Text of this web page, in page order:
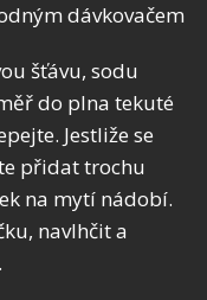
dávkovačem
šťávu, sodu
do plna tekuté
Jestliže se
přidat trochu
na mytí nádobí.
navlhčit a